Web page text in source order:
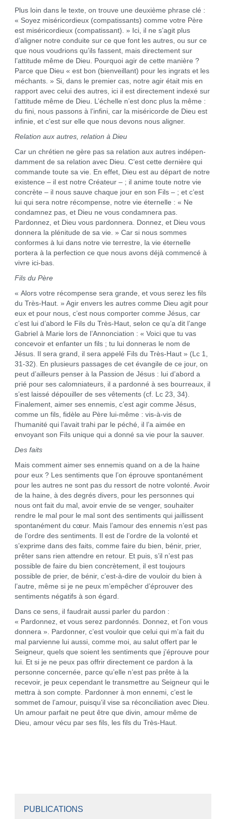
Plus loin dans le texte, on trouve une deuxième phrase clé :
« Soyez miséricordieux (compatissants) comme votre Père
est miséricordieux (compatissant). » Ici, il ne s’agit plus
d’aligner notre conduite sur ce que font les autres, ou sur ce
que nous voudrions qu’ils fassent, mais directement sur
l’attitude même de Dieu. Pourquoi agir de cette manière ?
Parce que Dieu « est bon (bienveillant) pour les ingrats et les
méchants. » Si, dans le premier cas, notre agir était mis en
rapport avec celui des autres, ici il est directement indexé sur
l’attitude même de Dieu. L’échelle n’est donc plus la même :
du fini, nous passons à l’infini, car la miséricorde de Dieu est
infinie, et c’est sur elle que nous devons nous aligner.
Relation aux autres, relation à Dieu
Car un chrétien ne gère pas sa relation aux autres indépen­
damment de sa relation avec Dieu. C’est cette dernière qui
commande toute sa vie. En effet, Dieu est au départ de notre
existence – il est notre Créateur – ; il anime toute notre vie
concrète – il nous sauve chaque jour en son Fils – ; et c’est
lui qui sera notre récompense, notre vie éternelle : « Ne
condamnez pas, et Dieu ne vous condamnera pas.
Pardonnez, et Dieu vous pardonnera. Donnez, et Dieu vous
donnera la plénitude de sa vie. » Car si nous sommes
conformes à lui dans notre vie terrestre, la vie éternelle
portera à la perfection ce que nous avons déjà commencé à
vivre ici-bas.
Fils du Père
« Alors votre récompense sera grande, et vous serez les fils
du Très-Haut. » Agir envers les autres comme Dieu agit pour
eux et pour nous, c’est nous comporter comme Jésus, car
c’est lui d’abord le Fils du Très-Haut, selon ce qu’a dit l’ange
Gabriel à Marie lors de l’Annonciation : « Voici que tu vas
concevoir et enfanter un fils ; tu lui donneras le nom de
Jésus. Il sera grand, il sera appelé Fils du Très-Haut » (Lc 1,
31-32). En plusieurs passages de cet évangile de ce jour, on
peut d’ailleurs penser à la Passion de Jésus : lui d’abord a
prié pour ses calomniateurs, il a pardonné à ses bourreaux, il
s’est laissé dépouiller de ses vêtements (cf. Lc 23, 34).
Finalement, aimer ses ennemis, c’est agir comme Jésus,
comme un fils, fidèle au Père lui-même : vis-à-vis de
l’humanité qui l’avait trahi par le péché, il l’a aimée en
envoyant son Fils unique qui a donné sa vie pour la sauver.
Des faits
Mais comment aimer ses ennemis quand on a de la haine
pour eux ? Les sentiments que l’on éprouve spontanément
pour les autres ne sont pas du ressort de notre volonté. Avoir
de la haine, à des degrés divers, pour les personnes qui
nous ont fait du mal, avoir envie de se venger, souhaiter
rendre le mal pour le mal sont des sentiments qui jaillissent
spontanément du cœur. Mais l’amour des ennemis n’est pas
de l’ordre des sentiments. Il est de l’ordre de la volonté et
s’exprime dans des faits, comme faire du bien, bénir, prier,
prêter sans rien attendre en retour. Et puis, s’il n’est pas
possible de faire du bien concrètement, il est toujours
possible de prier, de bénir, c’est-à-dire de vouloir du bien à
l’autre, même si je ne peux m’empêcher d’éprouver des
sentiments négatifs à son égard.
Dans ce sens, il faudrait aussi parler du pardon :
« Pardonnez, et vous serez pardonnés. Donnez, et l’on vous
donnera ». Pardonner, c’est vouloir que celui qui m’a fait du
mal parvienne lui aussi, comme moi, au salut offert par le
Seigneur, quels que soient les sentiments que j’éprouve pour
lui. Et si je ne peux pas offrir directement ce pardon à la
personne concernée, parce qu’elle n’est pas prête à la
recevoir, je peux cependant le transmettre au Seigneur qui le
mettra à son compte. Pardonner à mon ennemi, c’est le
sommet de l’amour, puisqu’il vise sa réconciliation avec Dieu.
Un amour parfait ne peut être que divin, amour même de
Dieu, amour vécu par ses fils, les fils du Très-Haut.
PUBLICATIONS